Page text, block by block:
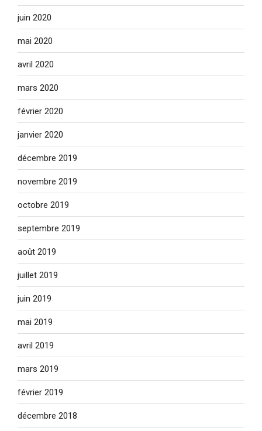
juin 2020
mai 2020
avril 2020
mars 2020
février 2020
janvier 2020
décembre 2019
novembre 2019
octobre 2019
septembre 2019
août 2019
juillet 2019
juin 2019
mai 2019
avril 2019
mars 2019
février 2019
décembre 2018